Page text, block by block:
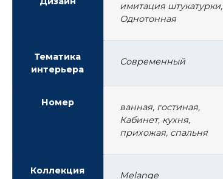
имитация штукатурки,
Однотонная
Тематика
интерьера
Современный
Номер
ванная, гостиная,
Кабинет, кухня,
прихожая, спальня
Коллекция Melange